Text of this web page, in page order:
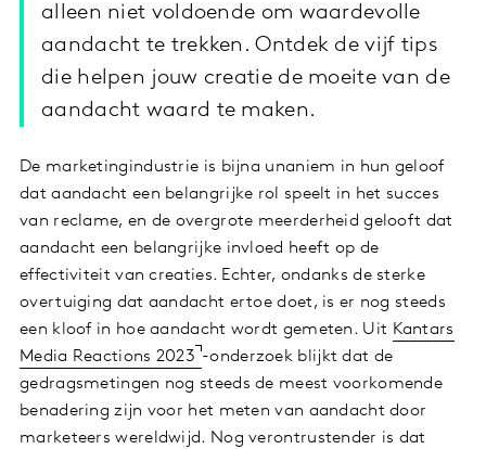
alleen niet voldoende om waardevolle
aandacht te trekken. Ontdek de vijf tips
die helpen jouw creatie de moeite van de
aandacht waard te maken.
De marketingindustrie is bijna unaniem in hun geloof
dat aandacht een belangrijke rol speelt in het succes
van reclame, en de overgrote meerderheid gelooft dat
aandacht een belangrijke invloed heeft op de
effectiviteit van creaties. Echter, ondanks de sterke
overtuiging dat aandacht ertoe doet, is er nog steeds
een kloof in hoe aandacht wordt gemeten. Uit Kantars
Media Reactions 2023 -onderzoek blijkt dat de
gedragsmetingen nog steeds de meest voorkomende
benadering zijn voor het meten van aandacht door
marketeers wereldwijd. Nog verontrustender is dat